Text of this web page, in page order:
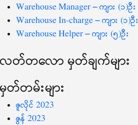
Warehouse Manager – ကျား (၁)ဦး
Warehouse In-charge – ကျား (၁)ဦး
Warehouse Helper – ကျား (၅)ဦး
လတ်တ‌လော မှတ်ချက်များ
မှတ်တမ်းများ
ဇူလိုင် 2023
ဇွန် 2023